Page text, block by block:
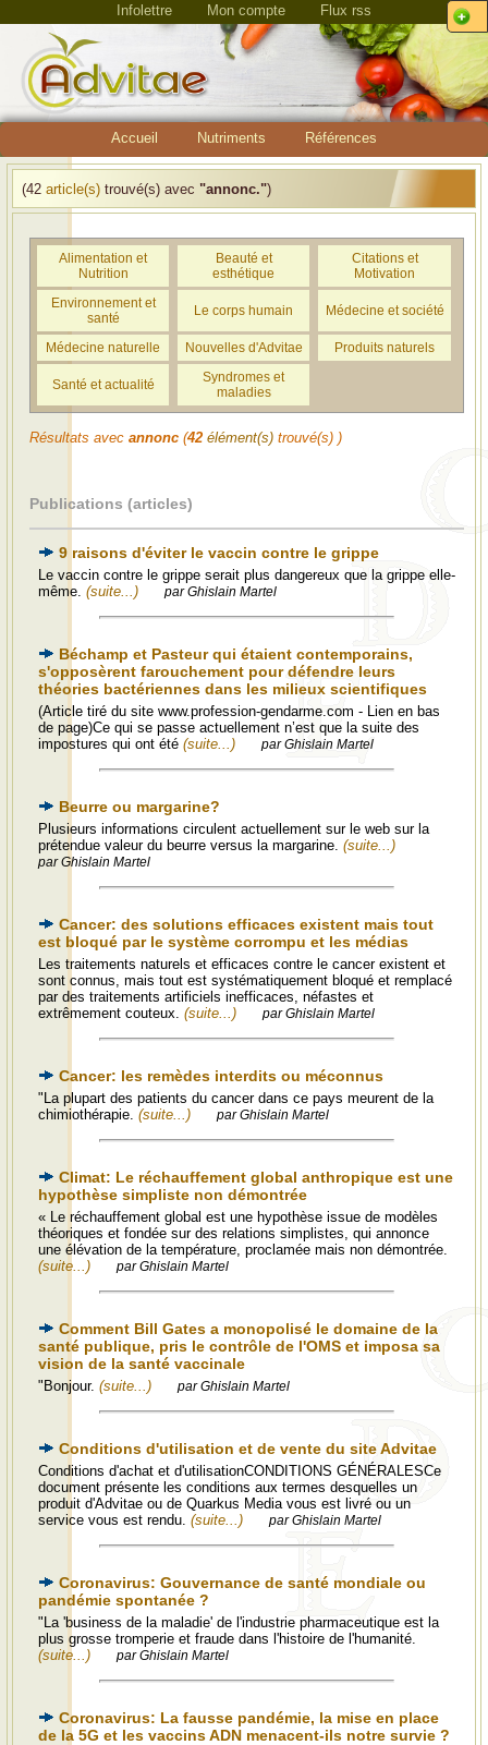
Infolettre Mon compte Flux rss
Accueil Nutriments Références
(42 article(s) trouvé(s) avec "annonc.")
Alimentation et
Nutrition
Beauté et
esthétique
Citations et
Motivation
Environnement et
santé
Le corps humain Médecine et société
Médecine naturelle Nouvelles d'Advitae Produits naturels
Santé et actualité
Syndromes et
maladies
Résultats avec annonc (42 élément(s) trouvé(s) )
Publications (articles)
9 raisons d'éviter le vaccin contre le grippe
Le vaccin contre le grippe serait plus dangereux que la grippe elle-
même. (suite...) par Ghislain Martel
Béchamp et Pasteur qui étaient contemporains,
s'opposèrent farouchement pour défendre leurs
théories bactériennes dans les milieux scientifiques
(Article tiré du site www.profession-gendarme.com - Lien en bas
de page)Ce qui se passe actuellement n’est que la suite des
impostures qui ont été (suite...) par Ghislain Martel
Beurre ou margarine?
Plusieurs informations circulent actuellement sur le web sur la
prétendue valeur du beurre versus la margarine. (suite...)
par Ghislain Martel
Cancer: des solutions efficaces existent mais tout
est bloqué par le système corrompu et les médias
Les traitements naturels et efficaces contre le cancer existent et
sont connus, mais tout est systématiquement bloqué et remplacé
par des traitements artificiels inefficaces, néfastes et
extrêmement couteux. (suite...) par Ghislain Martel
Cancer: les remèdes interdits ou méconnus
"La plupart des patients du cancer dans ce pays meurent de la
chimiothérapie. (suite...) par Ghislain Martel
Climat: Le réchauffement global anthropique est une
hypothèse simpliste non démontrée
« Le réchauffement global est une hypothèse issue de modèles
théoriques et fondée sur des relations simplistes, qui annonce
une élévation de la température, proclamée mais non démontrée.
(suite...)
par Ghislain Martel
Comment Bill Gates a monopolisé le domaine de la
santé publique, pris le contrôle de l'OMS et imposa sa
vision de la santé vaccinale
"Bonjour. (suite...) par Ghislain Martel
Conditions d'utilisation et de vente du site Advitae
Conditions d'achat et d'utilisationCONDITIONS GÉNÉRALESCe
document présente les conditions aux termes desquelles un
produit d'Advitae ou de Quarkus Media vous est livré ou un
service vous est rendu. (suite...) par Ghislain Martel
Coronavirus: Gouvernance de santé mondiale ou
pandémie spontanée ?
"La 'business de la maladie' de l'industrie pharmaceutique est la
plus grosse tromperie et fraude dans l'histoire de l'humanité.
(suite...)
par Ghislain Martel
Coronavirus: La fausse pandémie, la mise en place
de la 5G et les vaccins ADN menacent-ils notre survie ?